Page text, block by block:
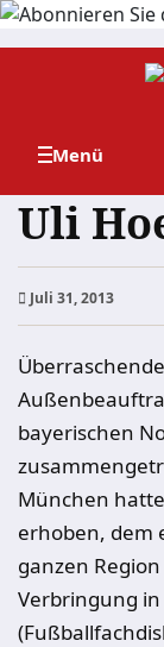
Zum
Uli
Juli 31, 2013
bayerischen
München
erhoben, dem
ganzen
Verbringung